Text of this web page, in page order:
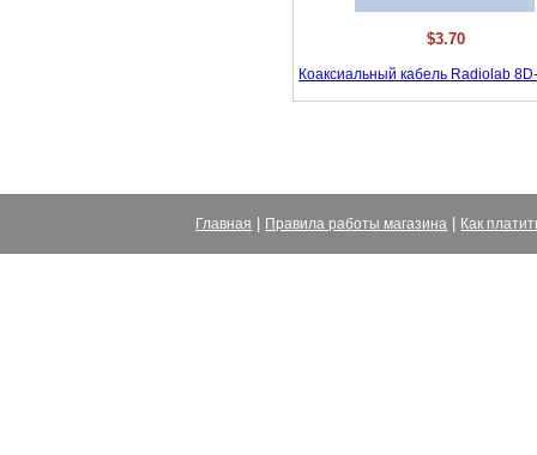
$3.70
Коаксиальный кабель Radiolab
Главная Правила работы магазина Как